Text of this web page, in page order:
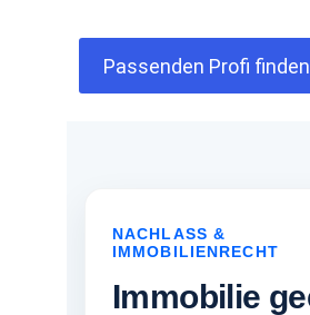
Passenden Profi finden